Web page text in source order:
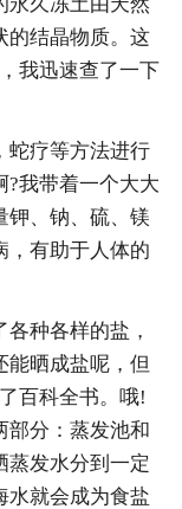
的结晶物质。这
我迅速查了一下
蛇疗等方法进行
?我带着一个大大
钾、钠、硫、镁
，有助于人体的
种各样的盐，
晒成盐呢，但
百科全书。哦!
部分：蒸发池和
蒸发水分到一定
水就会成为食盐